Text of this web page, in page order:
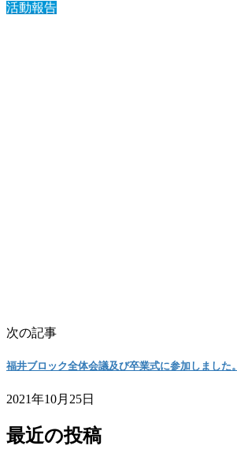
活動報告
次の記事
福井ブロック全体会議及び卒業式に参加しました。
2021年10月25日
最近の投稿